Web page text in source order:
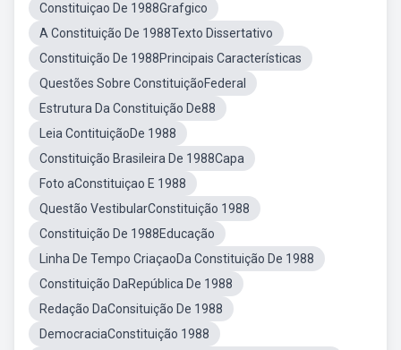
Constituiçao De 1988Grafgico
A Constituição De 1988Texto Dissertativo
Constituição De 1988Principais Características
Questões Sobre ConstituiçãoFederal
Estrutura Da Constituição De88
Leia ContituiçãoDe 1988
Constituição Brasileira De 1988Capa
Foto aConstituiçao E 1988
Questão VestibularConstituição 1988
Constituição De 1988Educação
Linha De Tempo CriaçaoDa Constituição De 1988
Constituição DaRepública De 1988
Redação DaConsituição De 1988
DemocraciaConstituição 1988